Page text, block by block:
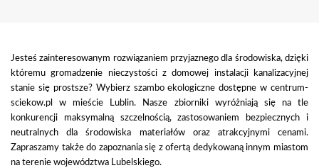
Jesteś zainteresowanym rozwiązaniem przyjaznego dla środowiska, dzięki
któremu gromadzenie nieczystości z domowej instalacji kanalizacyjnej
stanie się prostsze? Wybierz szambo ekologiczne dostępne w centrum-
sciekow.pl w mieście Lublin. Nasze zbiorniki wyróżniają się na tle
konkurencji maksymalną szczelnością, zastosowaniem bezpiecznych i
neutralnych dla środowiska materiałów oraz atrakcyjnymi cenami.
Zapraszamy także do zapoznania się z ofertą dedykowaną innym miastom
na terenie województwa Lubelskiego.